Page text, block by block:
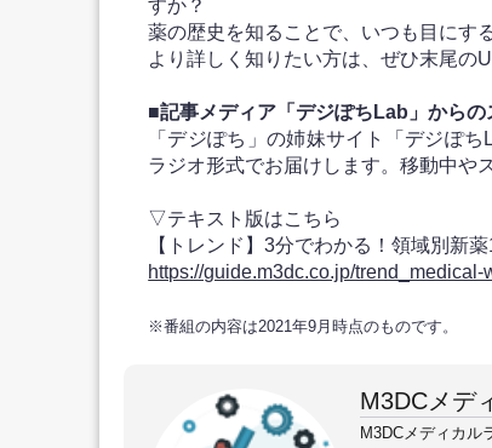
すか？
薬の歴史を知ることで、いつも目にす
より詳しく知りたい方は、ぜひ末尾の
■記事メディア「デジぽちLab」から
「デジぽち」の姉妹サイト「デジぽ
ラジオ形式でお届けします。移動中や
▽テキスト版はこちら
【トレンド】3分でわかる！領域別新
https://guide.m3dc.co.jp/trend_medical-
※番組の内容は2021年9月時点のものです。
M3DCメデ
M3DCメディカル